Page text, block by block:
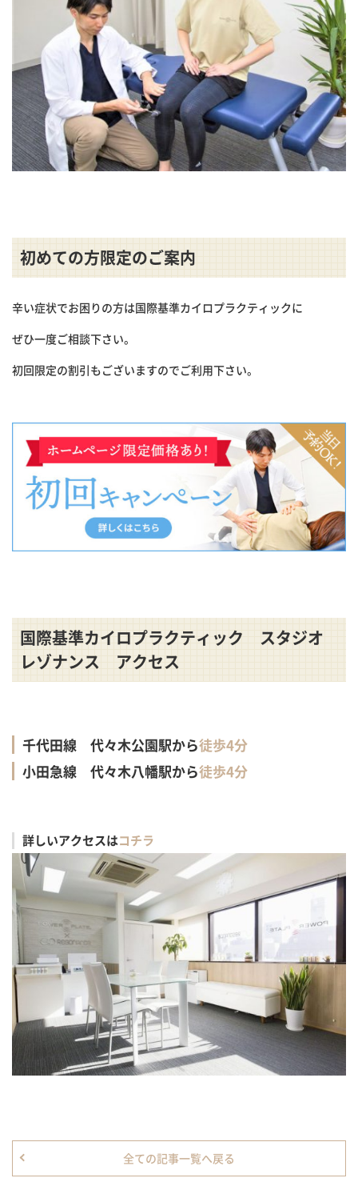
初めての方限定のご案内
辛い症状でお困りの方は国際基準カイロプラクティックに
ぜひ一度ご相談下さい。
初回限定の割引もございますのでご利用下さい。
国際基準カイロプラクティック スタジオ
レゾナンス アクセス
千代田線 代々木公園駅から徒歩4分
小田急線 代々木八幡駅から徒歩4分
詳しいアクセスはコチラ
全ての記事一覧へ戻る